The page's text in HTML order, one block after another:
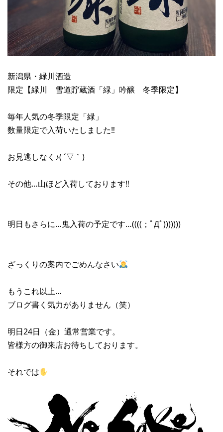
新潟県・緑川酒造
限定【緑川 雪道貯蔵酒「緑」吟醸 冬季限定】
毎年人気の冬季限定「緑」
数量限定で入荷いたしました‼︎
お見逃しなく♪( ´▽｀)
その他…山ほど入荷しております‼︎
明日もさらに…鬼入荷の予定です…((((；ﾟДﾟ)))))))
ざっくりの案内でごめんなさい
もうこれ以上…
ブログ書く気力がありません（笑）
明日24日（金）通常営業です。
皆様方の御来店お待ちしております。
それでは